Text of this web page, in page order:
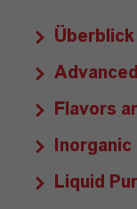
Überblick
Flavors
Liquid